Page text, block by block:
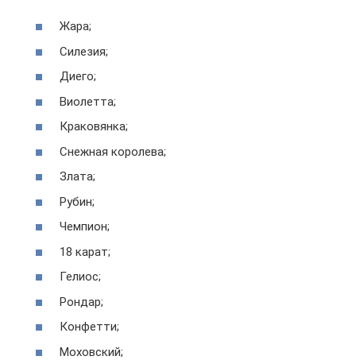
Жара;
Силезия;
Диего;
Виолетта;
Краковянка;
Снежная королева;
Злата;
Рубин;
Чемпион;
18 карат;
Гелиос;
Рондар;
Конфетти;
Моховский;